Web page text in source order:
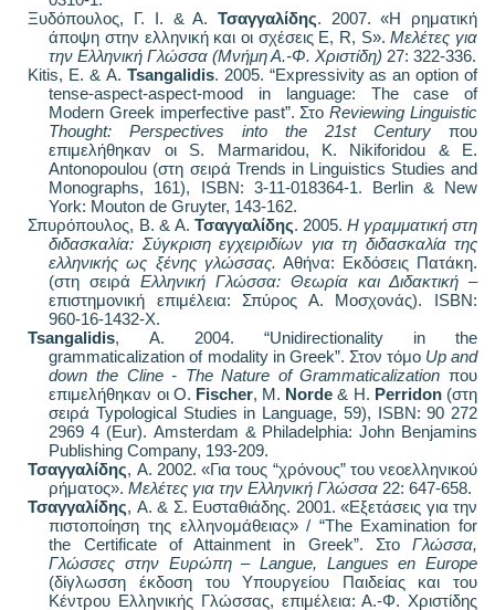
Ξυδόπουλος, Γ. Ι. & Α. Τσαγγαλίδης. 2007. «Η ρηματική
άποψη στην ελληνική και οι σχέσεις Ε, R, S».Mελέτες για
την Ελληνική Γλώσσα (Μνήμη Α.-Φ. Χριστίδη) 27: 322-336.
Kitis, E. &A. Tsangalidis. 2005. “Expressivity as an option of
tense-aspect-aspect-mood in language: The case of
Modern Greek imperfective past”. ΣτοReviewing Linguistic
Thought: Perspectives into the 21st Century που
επιμελήθηκαν οιS. Marmaridou, K. Nikiforidou & E.
Antonopoulou (στη σειρά Trends in Linguistics Studies and
Monographs, 161), ISBN: 3-11-018364-1. Berlin & New
York: Mouton de Gruyter, 143-162.
Σπυρόπουλος, Β. & Α. Τσαγγαλίδης. 2005. Η γραμματική στη
διδασκαλία: Σύγκριση εγχειριδίων για τη διδασκαλία της
ελληνικής ως ξένης γλώσσας. Αθήνα: Εκδόσεις Πατάκη.
(στη σειράΕλληνική Γλώσσα: Θεωρία και Διδακτική –
επιστημονική επιμέλεια: Σπύρος Α. Μοσχονάς). ISBN:
960-16-1432-Χ.
Tsangalidis, A. 2004. “Unidirectionality in the
grammaticalization of modality in Greek”. Στον τόμο Up and
down the Cline - The Nature of Grammaticalization που
επιμελήθηκαν οι Ο. Fischer, M. Norde & H. Perridon(στη
σειρά Typological Studies in Language, 59), ISBN: 90 272
2969 4 (Eur). Αmsterdam & Philadelphia: John Benjamins
Publishing Company, 193-209.
Τσαγγαλίδης, Α. 2002. «Για τους “χρόνους” του νεοελληνικού
ρήματος».Μελέτες για την Ελληνική Γλώσσα 22: 647-658.
Τσαγγαλίδης, Α. & Σ. Ευσταθιάδης. 2001. «Εξετάσεις για την
πιστοποίηση της ελληνομάθειας» / “The Examination for
the Certificate of Attainment in Greek”. ΣτοΓλώσσα,
Γλώσσες στην Ευρώπη – Langue, Langues en Europe
(δίγλωσση έκδοση του Υπουργείου Παιδείας και του
Κέντρου Ελληνικής Γλώσσας, επιμέλεια: Α.-Φ. Χριστίδης